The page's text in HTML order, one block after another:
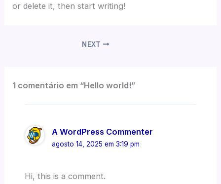
or delete it, then start writing!
NEXT
1 comentário em “Hello world!”
A WordPress Commenter
agosto 14, 2025 em 3:19 pm
Hi, this is a comment.